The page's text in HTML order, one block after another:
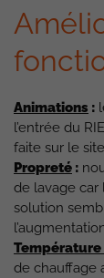
Animations :
l’entrée du
faite sur le
Propreté :
de lavage car
solution
de chauffage